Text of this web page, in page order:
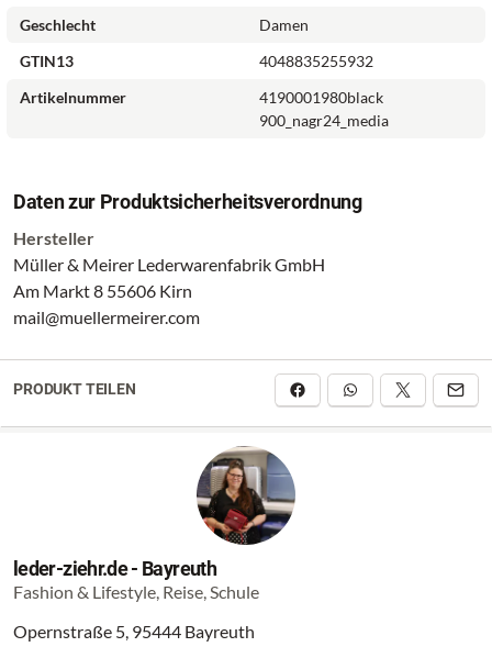
Geschlecht
Damen
GTIN13
4048835255932
Artikelnummer
4190001980black
900_nagr24_media
Daten zur Produktsicherheitsverordnung
Hersteller
Müller & Meirer Lederwarenfabrik GmbH
Am Markt 8 55606 Kirn
mail@muellermeirer.com
PRODUKT TEILEN
leder-ziehr.de - Bayreuth
Fashion & Lifestyle, Reise, Schule
Opernstraße 5, 95444 Bayreuth